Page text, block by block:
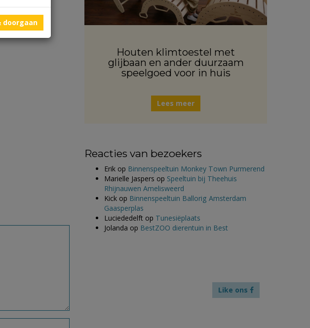
Houten klimtoestel met
glijbaan en ander duurzaam
speelgoed voor in huis
Lees meer
Reacties van bezoekers
Erik op Binnenspeeltuin Monkey Town Purmerend
Marielle Jaspers op Speeltuin bij Theehuis
Rhijnauwen Amelisweerd
Kick op Binnenspeeltuin Ballorig Amsterdam
Gaasperplas
Luciededelft op Tunesiëplaats
Jolanda op BestZOO dierentuin in Best
Like ons
doorgaan